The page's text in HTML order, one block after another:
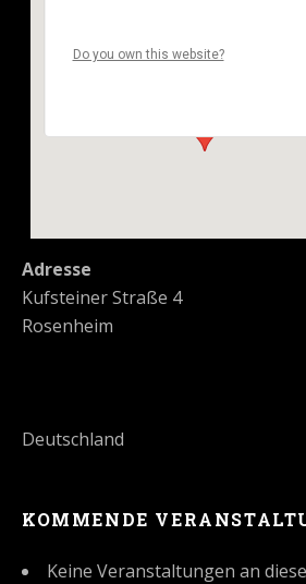
Kufsteiner Straße 4 - Rosenheim
Do you own this website?
Adresse
Kufsteiner Straße 4
Rosenheim
Deutschland
KOMMENDE
Keine Veranstaltungen an